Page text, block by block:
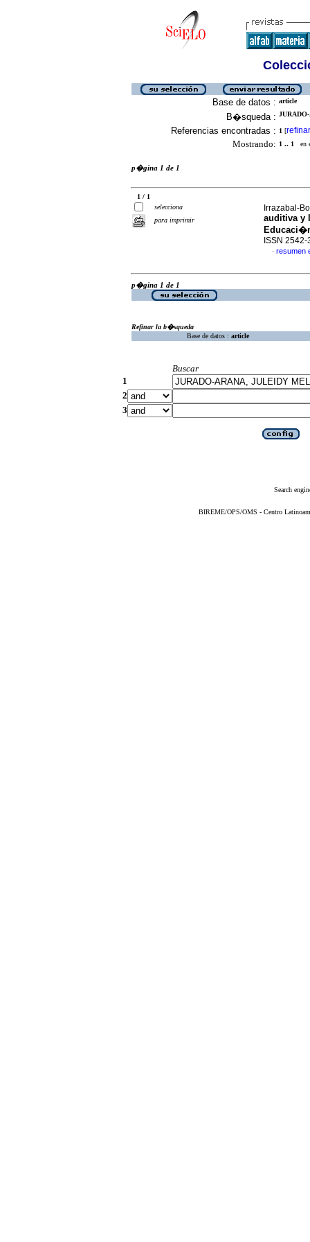
Base de datos : article
B�squeda :
Referencias encontradas : 1 [refinar
Mostrando: 1 .. 1 en
p�gina 1 de 1
1 / 1
selecciona
para imprimir
Irrazabal-
auditiva y
ISSN 2542-
· resumen
p�gina 1 de 1
Refinar la b�squeda
Base de datos : article
Buscar
1
2
3
Search
BIREME/OPS/OMS - Centro